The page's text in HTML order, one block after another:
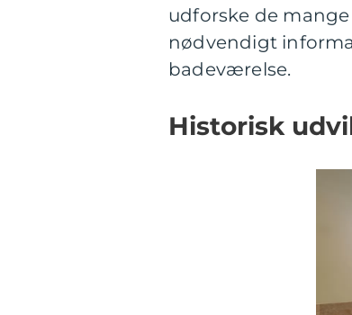
udforske de
nødvendigt
badeværelse.
Historisk